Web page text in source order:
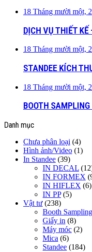
18 Tháng mười một,
DỊCH VỤ THIẾT
18 Tháng mười một,
STANDEE KÍCH
18 Tháng mười một,
BOOTH
Danh mục
Chưa phân loại (4)
Hình ảnh/Video (1)
In Standee (39)
IN DECAL
IN FORMEX
IN HIFLEX (6)
IN PP(5)
Vật tư (238)
Booth Sampling
Giấy in (8)
Máy móc (2)
Mica (6)
Standee (184)